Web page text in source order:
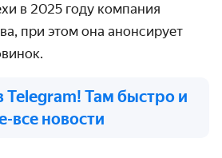
в 2025 году компания
при этом она анонсирует
Telegram! Там быстро и
все новости